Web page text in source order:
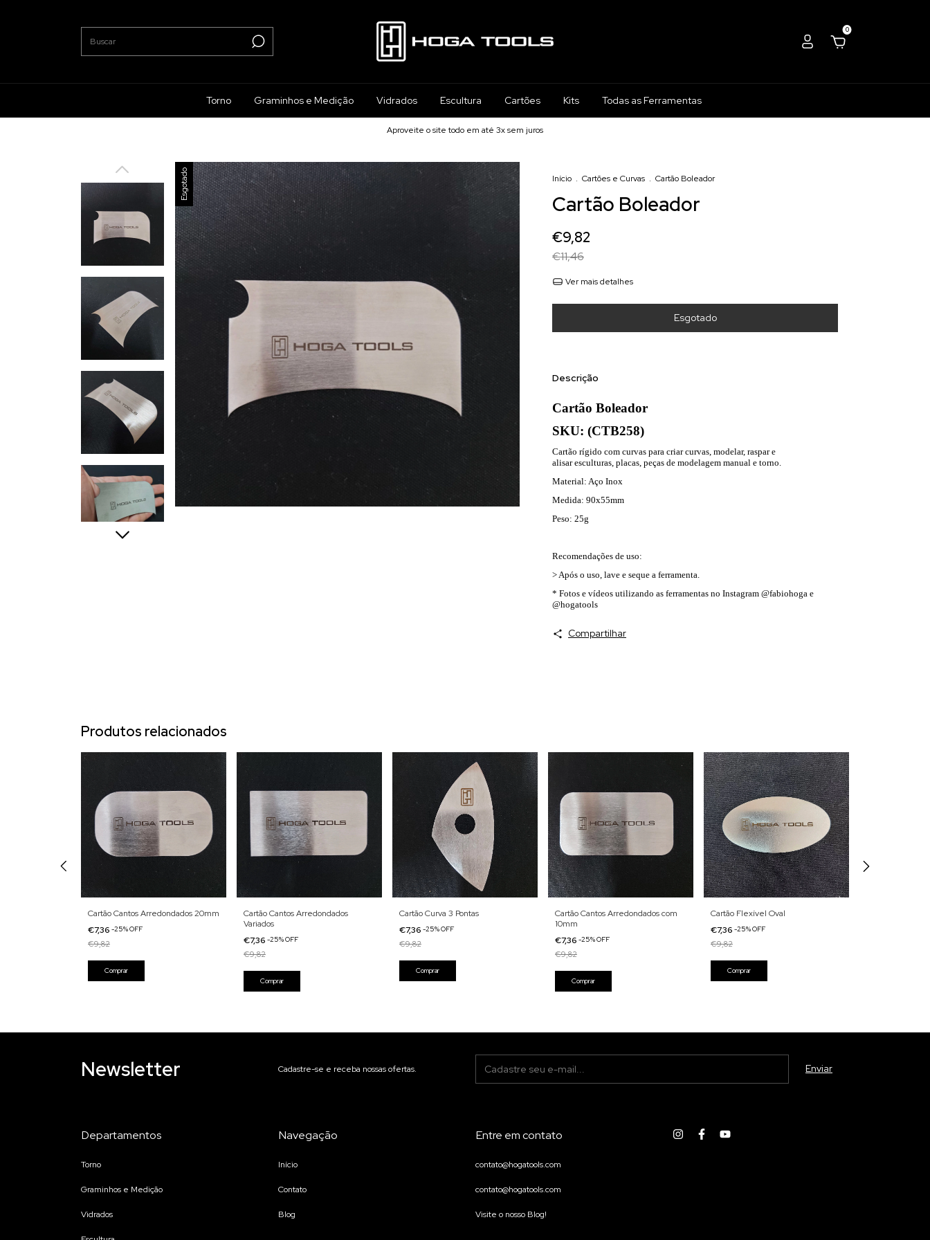
0
Torno Graminhos e Medição Vidrados Escultura Cartões Kits Todas as Ferramentas
Aproveite o site todo em até 3x sem juros
Esgotado Início . Cartões e Curvas . Cartão Boleador
Cartão Boleador
€9,82
€11,46
Ver mais detalhes
Descrição
Cartão Boleador
SKU: (CTB258)
Cartão rígido com curvas para criar curvas, modelar, raspar e
alisar esculturas, placas, peças de modelagem manual e torno.
Material: Aço Inox
Medida: 90x55mm
Peso: 25g
Recomendações de uso:
> Após o uso, lave e seque a ferramenta.
* Fotos e vídeos utilizando as ferramentas no Instagram @fabiohoga e
@hogatools
Compartilhar
Produtos relacionados
Cartão Cantos Arredondados 20mm
€7,36 -25%OFF
€9,82
Cartão Cantos Arredondados
Variados
€7,36 -25%OFF
€9,82
Cartão Curva 3 Pontas
€7,36 -25%OFF
€9,82
Cartão Cantos Arredondados com
10mm
€7,36 -25%OFF
€9,82
Cartão Flexível Oval
€7,36 -25%OFF
€9,82
Newsletter Cadastre-se e receba nossas ofertas.
Departamentos
Torno
Graminhos e Medição
Vidrados
Navegação
Início
Contato
Blog
Entre em contato
contato@hogatools.com
contato@hogatools.com
Visite o nosso Blog!